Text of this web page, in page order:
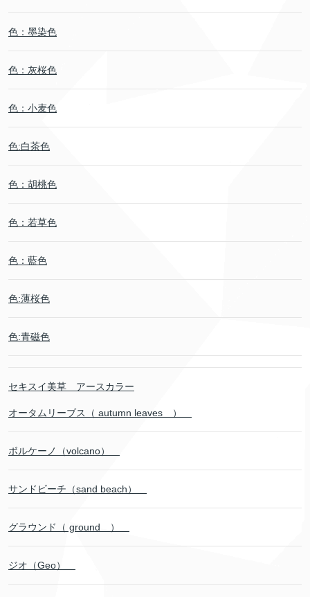
色：墨染色
色：灰桜色
色：小麦色
色:白茶色
色：胡桃色
色：若草色
色：藍色
色:薄桜色
色:青磁色
セキスイ美草 アースカラー
オータムリーブス（ autumn leaves ）
ボルケーノ（volcano）
サンドビーチ（sand beach）
グラウンド（ ground ）
ジオ（Geo）